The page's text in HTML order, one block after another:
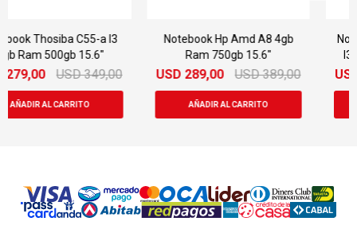
Notebook Hp Amd A8 4gb
Ram 750gb 15.6"
USD 289,00 USD 389,00
Notebook Dell Latitude 3310
I3/ 4 Gb Ram/ 128 Gb Ssd
Táctil
USD 289,00 USD 389,00